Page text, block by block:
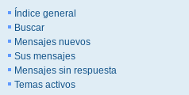
Índice general
Buscar
Mensajes nuevos
Sus mensajes
Mensajes sin respuesta
Temas activos